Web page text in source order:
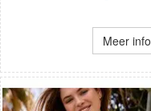
Meer info